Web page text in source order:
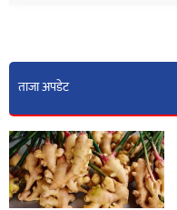
ताजा अपडेट